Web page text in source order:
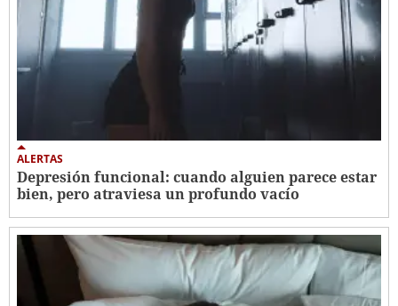
ALERTAS
Depresión funcional: cuando alguien parece estar
bien, pero atraviesa un profundo vacío